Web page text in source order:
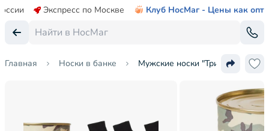
Экспресс по Москве Клуб НосМаг - Цены как опт
Главная Носки в банке Мужские носки "Трио" в банке